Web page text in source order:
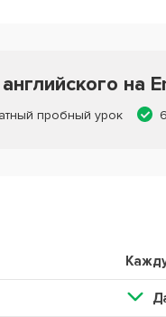
на
пробный урок